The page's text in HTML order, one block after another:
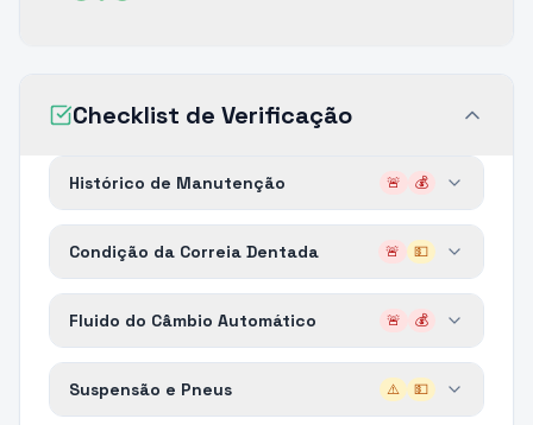
Checklist de Verificação
Histórico de Manutenção 🚨 💰
Condição da Correia Dentada 🚨 💵
Fluido do Câmbio Automático 🚨 💰
Suspensão e Pneus ⚠️ 💵